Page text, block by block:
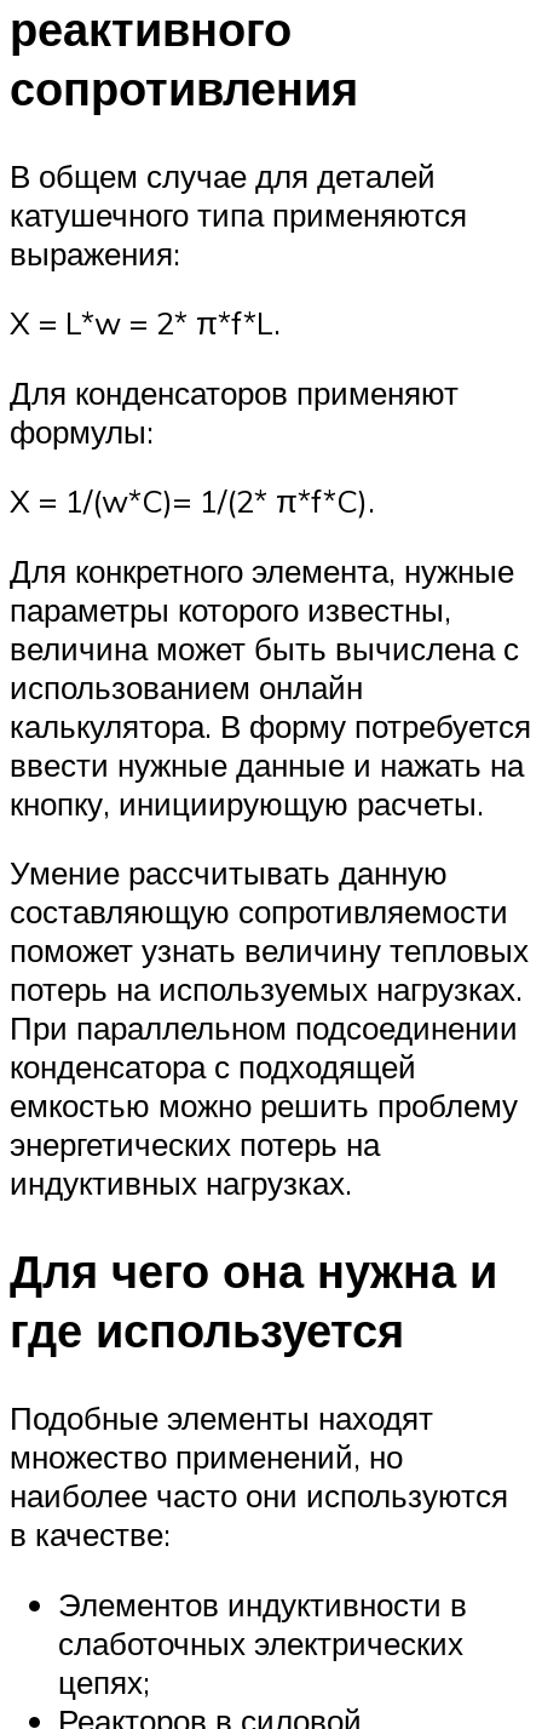
реактивного
сопротивления
В общем случае для деталей
катушечного типа применяются
выражения:
X = L*w = 2* π*f*L.
Для конденсаторов применяют
формулы:
X = 1/(w*C)= 1/(2* π*f*C).
Для конкретного элемента, нужные
параметры которого известны,
величина может быть вычислена с
использованием онлайн
калькулятора. В форму потребуется
ввести нужные данные и нажать на
кнопку, инициирующую расчеты.
Умение рассчитывать данную
составляющую сопротивляемости
поможет узнать величину тепловых
потерь на используемых нагрузках.
При параллельном подсоединении
конденсатора с подходящей
емкостью можно решить проблему
энергетических потерь на
индуктивных нагрузках.
Для чего она нужна и
где используется
Подобные элементы находят
множество применений, но
наиболее часто они используются
в качестве:
Элементов индуктивности в
слаботочных электрических
цепях;
Реакторов в силовой